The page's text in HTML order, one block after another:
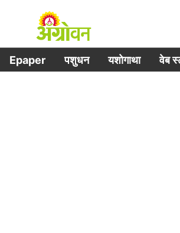
Epaper पशुधन यशोगाथा वेब